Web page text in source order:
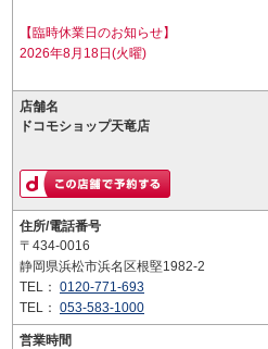
【臨時休業日のお知らせ】
2026年8月18日(火曜)
店舗名
ドコモショップ天竜店
住所/電話番号
〒434-0016
静岡県浜松市浜名区根堅1982-2
TEL： 0120-771-693
TEL： 053-583-1000
営業時間